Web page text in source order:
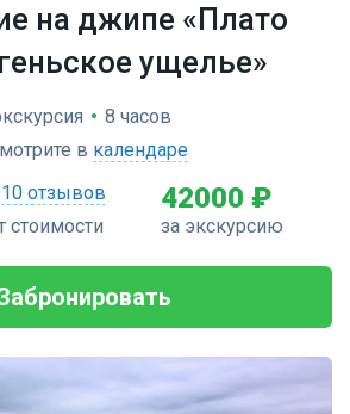
на джипе «Плато
ущелье»
• 8 часов
в календаре
10 отзывов
стоимости
42000 ₽
за экскурсию